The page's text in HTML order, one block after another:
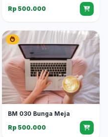
Rp 500.000
BM 030 Bunga Meja
Rp 500.000